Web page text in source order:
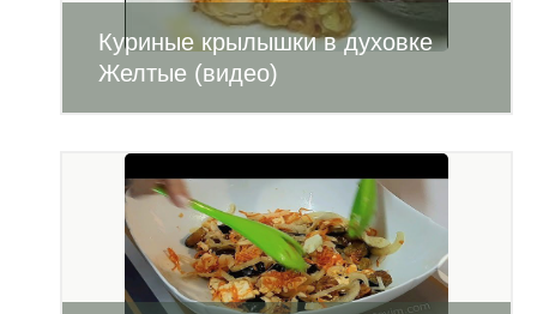
Куриные крылышки в духовке
Желтые (видео)